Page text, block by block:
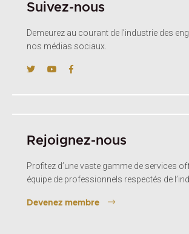
Suivez-nous
Demeurez au courant de l’industrie des
nos médias sociaux.
Rejoignez-nous
Profitez d’une vaste gamme de services
équipe de professionnels respectés de
Devenez membre